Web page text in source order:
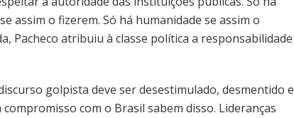
assim o fizerem. Só há humanidade se assim o
Pacheco atribuiu à classe política a responsabilidade
golpista deve ser desestimulado, desmentido e
com o Brasil sabem disso. Lideranças